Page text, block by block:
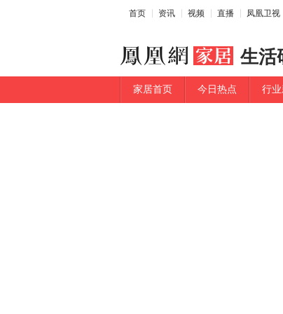
首页 资讯 视频 直播 凤凰卫视
生活
家居首页 今日热点 行业